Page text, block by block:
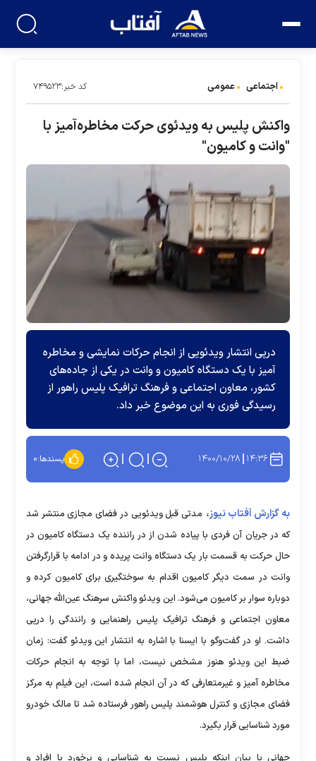
اجتماعی عمومی کد خبر:۷۴۹۵۲۳
واکنش پلیس به ویدئوی حرکت مخاطره‌آمیز با
"وانت و کامیون"
درپی انتشار ویدئویی از انجام حرکات نمایشی و مخاطره
آمیز با یک دستگاه کامیون و وانت در یکی از جاده‌های
کشور، معاون اجتماعی و فرهنگ ترافیک پلیس راهور از
رسیدگی فوری به این موضوع خبر داد.
۱۴:۳۶ ۱۴۰۰/۱۰/۲۸ پسندها:۰
به گزارش آفتاب نیوز، مدتی قبل ویدئویی در فضای مجازی منتشر شد
که در جریان آن فردی با پیاده شدن از در راننده یک دستگاه کامیون در
حال حرکت به قسمت بار یک دستگاه وانت پریده و در ادامه با قرارگرفتن
وانت در سمت دیگر کامیون اقدام به سوختگیری برای کامیون کرده و
دوباره سوار بر کامیون می‌شود. این ویدئو واکنش سرهنگ عین‌الله جهانی،
معاون اجتماعی و فرهنگ ترافیک پلیس راهنمایی و رانندگی را درپی
داشت. او در گفت‌وگو با ایسنا با اشاره به انتشار این ویدئو گفت: زمان
ضبط این ویدئو هنوز مشخص نیست، اما با توجه به انجام حرکات
مخاطره آمیز و غیرمتعارفی که در آن انجام شده است، این فیلم به مرکز
فضای مجازی و کنترل هوشمند پلیس راهور فرستاده شد تا مالک خودرو
مورد شناسایی قرار بگیرد.
جهانی با بیان اینکه پلیس نسبت به شناسایی و برخورد با افراد و